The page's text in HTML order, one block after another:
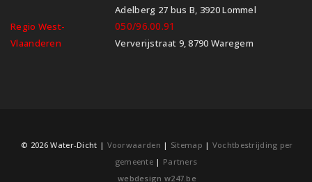
Adelberg 27 bus B, 3920 Lommel
Regio West-
Vlaanderen
050/96.00.91
Ververijstraat 9, 8790 Waregem
© 2026 Water-Dicht | Voorwaarden | Sitemap | Vochtbestrijding per
gemeente | Partners
webdesign w247.be